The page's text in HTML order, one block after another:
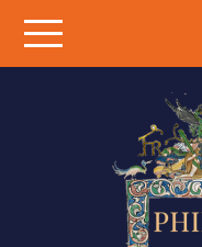
content